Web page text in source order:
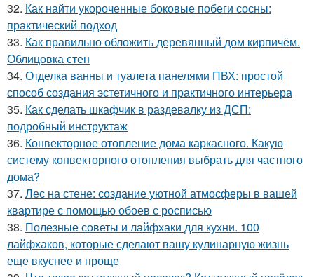
32. Как найти укороченные боковые побеги сосны:
практический подход
33. Как правильно обложить деревянный дом кирпичём.
Облицовка стен
34. Отделка ванны и туалета панелями ПВХ: простой
способ создания эстетичного и практичного интерьера
35. Как сделать шкафчик в раздевалку из ДСП:
подробный инструктаж
36. Конвекторное отопление дома каркасного. Какую
систему конвекторного отопления выбрать для частного
дома?
37. Лес на стене: создание уютной атмосферы в вашей
квартире с помощью обоев с росписью
38. Полезные советы и лайфхаки для кухни. 100
лайфхаков, которые сделают вашу кулинарную жизнь
еще вкуснее и проще